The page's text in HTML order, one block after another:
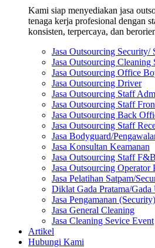
Kami siap menyediakan jasa
tenaga kerja profesional dengan
konsisten, terpercaya, dan
Jasa Outsourcing Security/
Jasa Outsourcing Cleaning
Jasa Outsourcing Office
Jasa Outsourcing Driver
Jasa Outsourcing Staff
Jasa Outsourcing Staff
Jasa Outsourcing Back
Jasa Outsourcing Staff
Jasa Bodyguard/
Jasa Konsultan Keamanan
Jasa Outsourcing Staff F&B
Jasa Outsourcing Operator
Jasa Pelatihan Satpam/
Diklat Gada Pratama/Gada
Jasa Pengamanan
Jasa General Cleaning
Jasa Cleaning Sevice Event
Artikel
Hubungi Kami